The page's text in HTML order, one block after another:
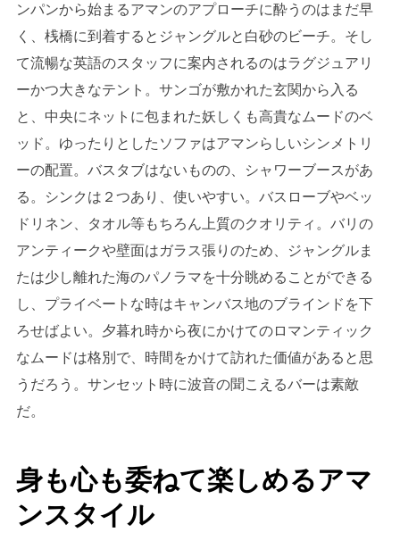
ンパンから始まるアマンのアプローチに酔うのはまだ早
く、桟橋に到着するとジャングルと白砂のビーチ。そし
て流暢な英語のスタッフに案内されるのはラグジュアリ
ーかつ大きなテント。サンゴが敷かれた玄関から入る
と、中央にネットに包まれた妖しくも高貴なムードのベ
ッド。ゆったりとしたソファはアマンらしいシンメトリ
ーの配置。バスタブはないものの、シャワーブースがあ
る。シンクは２つあり、使いやすい。バスローブやベッ
ドリネン、タオル等もちろん上質のクオリティ。バリの
アンティークや壁面はガラス張りのため、ジャングルま
たは少し離れた海のパノラマを十分眺めることができる
し、プライベートな時はキャンバス地のブラインドを下
ろせばよい。夕暮れ時から夜にかけてのロマンティック
なムードは格別で、時間をかけて訪れた価値があると思
うだろう。サンセット時に波音の聞こえるバーは素敵
だ。
身も心も委ねて楽しめるアマ
ンスタイル